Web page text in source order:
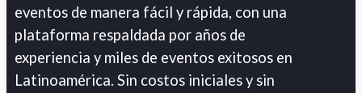
eventos de manera fácil y rápida, con una
plataforma respaldada por años de
experiencia y miles de eventos exitosos en
Latinoamérica. Sin costos iniciales y sin